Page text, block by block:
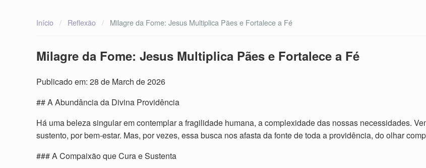
Início / Reflexão / Milagre da Fome: Jesus Multiplica Pães e Fortalece a Fé
Milagre da Fome: Jesus Multiplica Pães e Fortalece a Fé
Publicado em: 28 de March de 2026
## A Abundância da Divina Providência
Há uma beleza singular em contemplar a fragilidade humana, a complexidade das nossas necessidades.
sustento, por bem-estar. Mas, por vezes, essa busca nos afasta da fonte de toda a providência, do olhar
### A Compaixão que Cura e Sustenta